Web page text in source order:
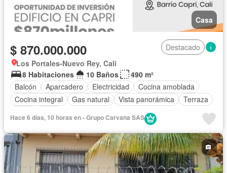
Casa
$ 870.000.000
Destacado
Los Portales-Nuevo Rey, Cali
8 Habitaciones
10 Baños
490 m²
Balcón
Aparcadero Electricidad
Cocina amoblada
Cocina integral
Gas natural Vista panorámica
Terraza
Hace 6 días, 10 horas en - Grupo Carvana SAS